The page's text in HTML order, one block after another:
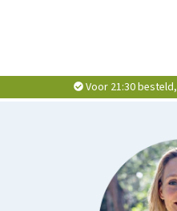
Voor 21:30 besteld,